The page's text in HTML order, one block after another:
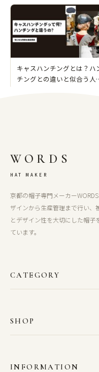
キャスハンチングとは？ハ
チングとの違いと似合う人
WORDS
HAT MAKER
京都の帽子専門メーカー
ザインから生産管理まで行い、
とデザイン性を大切にした帽子
ています。
CATEGORY
SHOP
INFORMATION